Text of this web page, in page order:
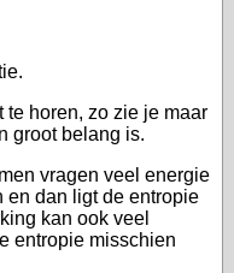
te horen, zo zie je maar
groot belang is.
vragen veel energie
en dan ligt de entropie
kan ook veel
entropie misschien